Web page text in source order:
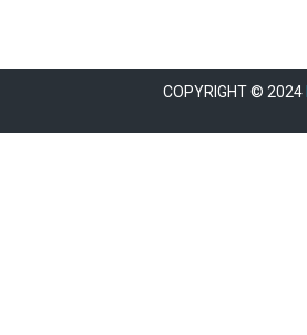
COPYRIGHT © 2024